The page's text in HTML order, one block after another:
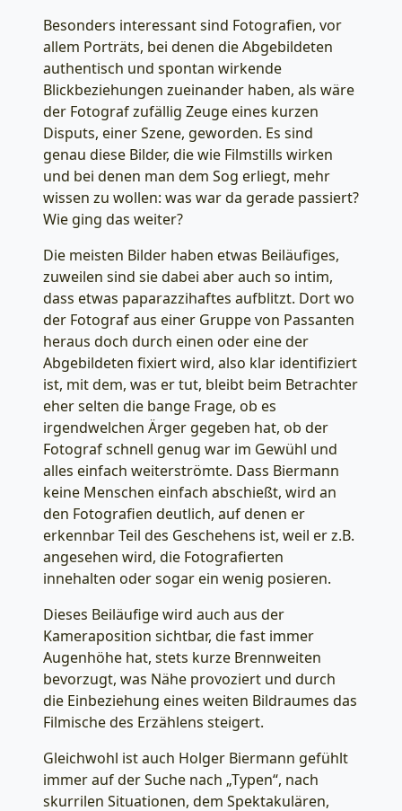
Besonders interessant sind Fotografien, vor
allem Porträts, bei denen die Abgebildeten
authentisch und spontan wirkende
Blickbeziehungen zueinander haben, als wäre
der Fotograf zufällig Zeuge eines kurzen
Disputs, einer Szene, geworden. Es sind
genau diese Bilder, die wie Filmstills wirken
und bei denen man dem Sog erliegt, mehr
wissen zu wollen: was war da gerade passiert?
Wie ging das weiter?
Die meisten Bilder haben etwas Beiläufiges,
zuweilen sind sie dabei aber auch so intim,
dass etwas paparazzihaftes aufblitzt. Dort wo
der Fotograf aus einer Gruppe von Passanten
heraus doch durch einen oder eine der
Abgebildeten fixiert wird, also klar identifiziert
ist, mit dem, was er tut, bleibt beim Betrachter
eher selten die bange Frage, ob es
irgendwelchen Ärger gegeben hat, ob der
Fotograf schnell genug war im Gewühl und
alles einfach weiterströmte. Dass Biermann
keine Menschen einfach abschießt, wird an
den Fotografien deutlich, auf denen er
erkennbar Teil des Geschehens ist, weil er z.B.
angesehen wird, die Fotografierten
innehalten oder sogar ein wenig posieren.
Dieses Beiläufige wird auch aus der
Kameraposition sichtbar, die fast immer
Augenhöhe hat, stets kurze Brennweiten
bevorzugt, was Nähe provoziert und durch
die Einbeziehung eines weiten Bildraumes das
Filmische des Erzählens steigert.
Gleichwohl ist auch Holger Biermann gefühlt
immer auf der Suche nach „Typen“, nach
skurrilen Situationen, dem Spektakulären,